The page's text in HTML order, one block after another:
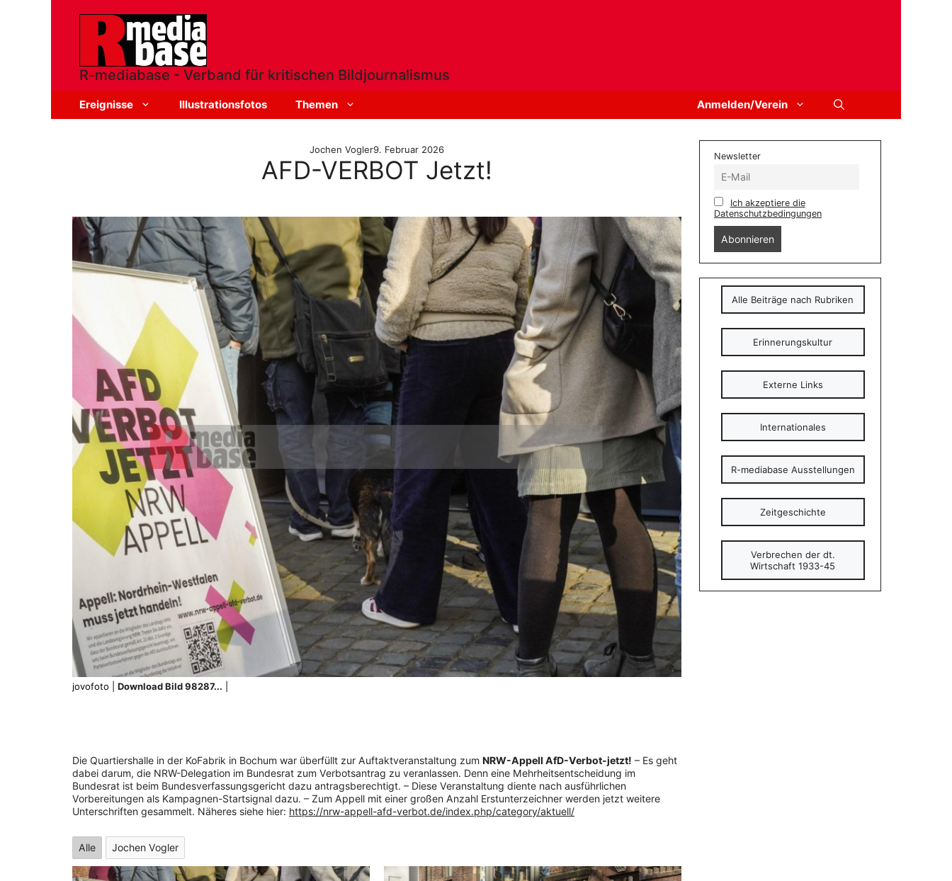
R-mediabase - Verband für kritischen Bildjournalismus
Ereignisse Illustrationsfotos Themen Anmelden/Verein
Jochen Vogler9. Februar 2026
AFD-VERBOT Jetzt!
jovofoto | Download Bild 98287...
Die Quartiershalle in der KoFabrik in Bochum war überfüllt zur Auftaktveranstaltung zum NRW-Appell AfD-Verbot-jetzt! – Es geht
dabei darum, die NRW-Delegation im Bundesrat zum Verbotsantrag zu veranlassen. Denn eine Mehrheitsentscheidung im
Bundesrat ist beim Bundesverfassungsgericht dazu antragsberechtigt. – Diese Veranstaltung diente nach ausführlichen
Vorbereitungen als Kampagnen-Startsignal dazu. – Zum Appell mit einer großen Anzahl Erstunterzeichner werden jetzt weitere
Unterschriften gesammelt. Näheres siehe hier: https://nrw-appell-afd-verbot.de/index.php/category/aktuell/
Alle Jochen Vogler
Newsletter
Ich akzeptiere die
Datenschutzbedingungen
Alle Beiträge nach Rubriken
Erinnerungskultur
Externe Links
Internationales
R-mediabase Ausstellungen
Zeitgeschichte
Verbrechen der dt.
Wirtschaft 1933-45